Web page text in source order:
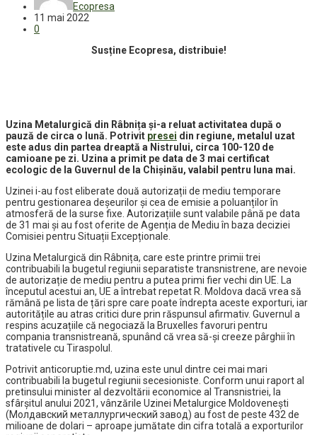
Ecopresa
11 mai 2022
0
Susține Ecopresa, distribuie!
Uzina Metalurgică din Râbnița și-a reluat activitatea după o
pauză de circa o lună. Potrivit presei din regiune, metalul uzat
este adus din partea dreaptă a Nistrului, circa 100-120 de
camioane pe zi. Uzina a primit pe data de 3 mai certificat
ecologic de la Guvernul de la Chișinău, valabil pentru luna mai.
Uzinei i-au fost eliberate două autorizații de mediu temporare
pentru gestionarea deșeurilor și cea de emisie a poluanților în
atmosferă de la surse fixe. Autorizațiile sunt valabile până pe data
de 31 mai și au fost oferite de Agenția de Mediu în baza deciziei
Comisiei pentru Situații Excepționale.
Uzina Metalurgică din Râbnița, care este printre primii trei
contribuabili la bugetul regiunii separatiste transnistrene, are nevoie
de autorizație de mediu pentru a putea primi fier vechi din UE. La
începutul acestui an, UE a întrebat repetat R. Moldova dacă vrea să
rămână pe lista de țări spre care poate îndrepta aceste exporturi, iar
autoritățile au atras critici dure prin răspunsul afirmativ. Guvernul a
respins acuzațiile că negociază la Bruxelles favoruri pentru
compania transnistreană, spunând că vrea să-și creeze pârghii în
tratativele cu Tiraspolul.
Potrivit anticoruptie.md, uzina este unul dintre cei mai mari
contribuabili la bugetul regiunii secesioniste. Conform unui raport al
pretinsului minister al dezvoltării economice al Transnistriei, la
sfârșitul anului 2021, vânzările Uzinei Metalurgice Moldovenești
(Молдавский металлургический завод) au fost de peste 432 de
milioane de dolari – aproape jumătate din cifra totală a exporturilor